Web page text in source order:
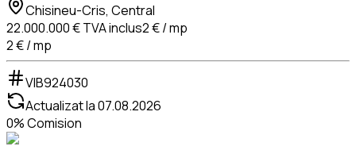
Chisineu-Cris, Central
22.000.000 €TVA inclus2 € / mp
2 € / mp
VIB924030
Actualizat la07.08.2026
0% Comision